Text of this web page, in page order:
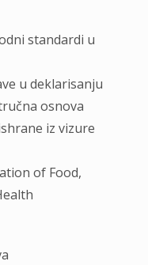
standardi u
u deklarisanju
osnova
iz vizure
of Food,